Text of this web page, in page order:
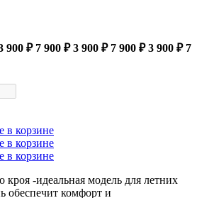
900 ₽ 7 900 ₽ 3 900 ₽ 7 900 ₽ 3 900 ₽ 7
в корзине
в корзине
в корзине
-идеальная модель для летних
обеспечит комфорт и